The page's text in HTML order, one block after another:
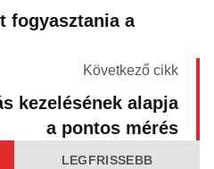
fogyasztania a
Következő cikk
kezelésének alapja
a pontos mérés
LEGFRISSEBB